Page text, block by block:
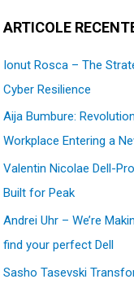
ARTICOLE
Ionut Rosca – The
Cyber Resilience
Aija Bumbure:
Workplace Entering a
Valentin Nicolae Dell-
Built for Peak
Andrei Uhr – We’re
find your perfect Dell
Sasho Tasevski